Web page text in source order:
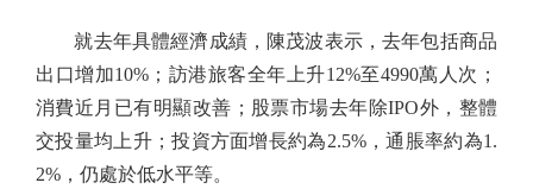
就去年具體經濟成績，陳茂波表示，去年包括商品
出口增加10%；訪港旅客全年上升12%至4990萬人次；
消費近月已有明顯改善；股票市場去年除IPO外，整體
交投量均上升；投資方面增長約為2.5%，通脹率約為1.
2%，仍處於低水平等。